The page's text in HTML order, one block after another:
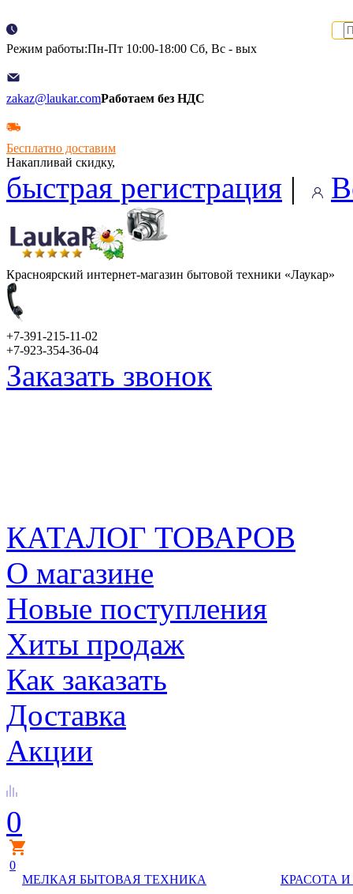
Режим работы:Пн-Пт 10:00-18:00 Сб, Вс - вых
zakaz@laukar.comРаботаем без НДС
Бесплатно доставим
Накапливай скидку,
быстрая регистрация |
Красноярский интернет-магазин бытовой техники «Лаукар»
+7-391-215-11-02
+7-923-354-36-04
Заказать звонок
КАТАЛОГ ТОВАРОВ
О магазине
Новые поступления
Хиты продаж
Как заказать
Доставка
Акции
0
0
МЕЛКАЯ БЫТОВАЯ ТЕХНИКА
КРАСОТА И